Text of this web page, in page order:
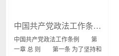
中国共产党政法工作条例（全文）
中国共产党政法工作条例 第
一章 总 则 第一条 为了坚持和